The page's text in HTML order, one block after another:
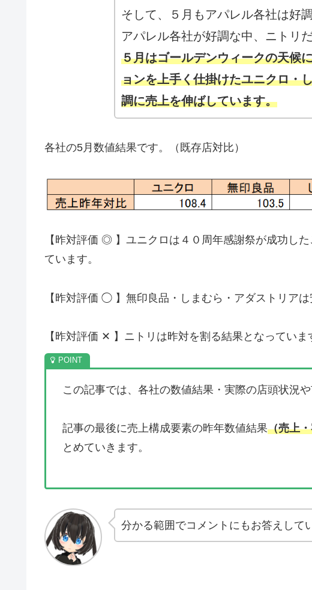
そして、５月もアパレル各社は好
アパレル各社が好調な中、ニトリ
５月はゴールデンウィークの天候
ョンを上手く仕掛けたユニクロ・
調に売上を伸ばしています。
各社の5月数値結果です。（既存店対比）
【昨対評価 ◎ 】ユニクロは４０周年感謝祭が成功し
ています。
【昨対評価 ◯ 】無印良品・しまむら・アダストリア
【昨対評価 ✕ 】ニトリは昨対を割る結果となっていま
この記事では、各社の数値結果・実際の店頭状況
記事の最後に売上構成要素の昨年数値結果（売上
とめていきます。
分かる範囲でコメントにもお答えして